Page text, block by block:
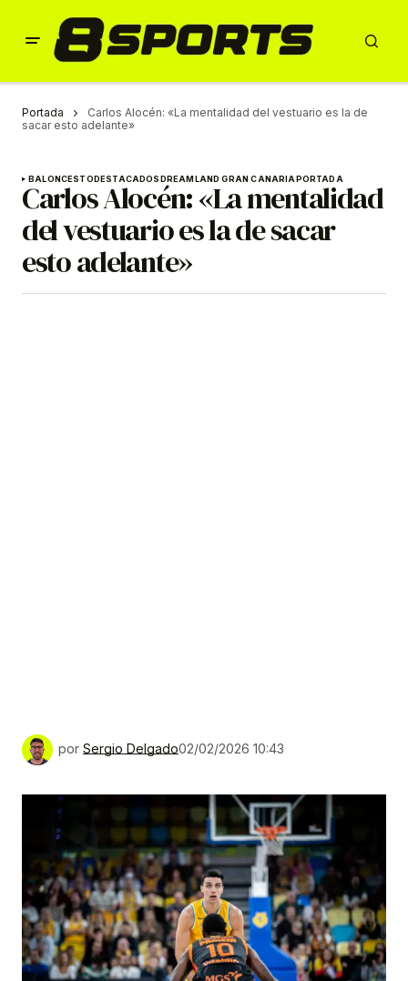
Portada
Carlos Alocén: «La mentalidad del vestuario es la de
sacar esto adelante»
BALONCESTODESTACADOSDREAMLAND GRAN CANARIAPORTADA
Carlos Alocén: «La mentalidad
del vestuario es la de sacar
esto adelante»
por Sergio Delgado02/02/2026 10:43